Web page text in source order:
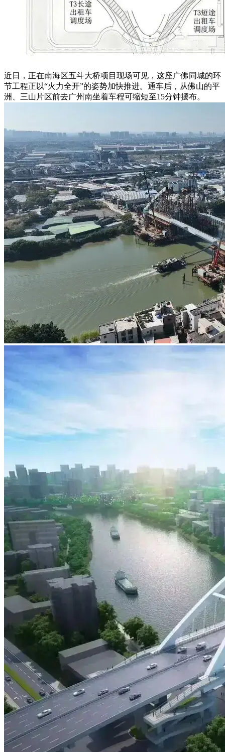
近日，正在南海区五斗大桥项目现场可见，这座广佛同城的环
节工程正以“火力全开”的姿势加快推进。通车后，从佛山的平
洲、三山片区前去广州南坐着车程可缩短至15分钟摆布。